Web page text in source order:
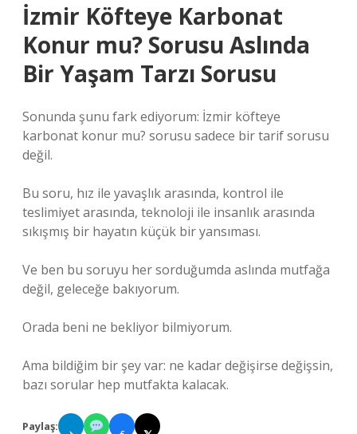
İzmir Köfteye Karbonat
Konur mu? Sorusu Aslında
Bir Yaşam Tarzı Sorusu
Sonunda şunu fark ediyorum: İzmir köfteye
karbonat konur mu? sorusu sadece bir tarif sorusu
değil.
Bu soru, hız ile yavaşlık arasında, kontrol ile
teslimiyet arasında, teknoloji ile insanlık arasında
sıkışmış bir hayatın küçük bir yansıması.
Ve ben bu soruyu her sorduğumda aslında mutfağa
değil, geleceğe bakıyorum.
Orada beni ne bekliyor bilmiyorum.
Ama bildiğim bir şey var: ne kadar değişirse değişsin,
bazı sorular hep mutfakta kalacak.
Paylaş: